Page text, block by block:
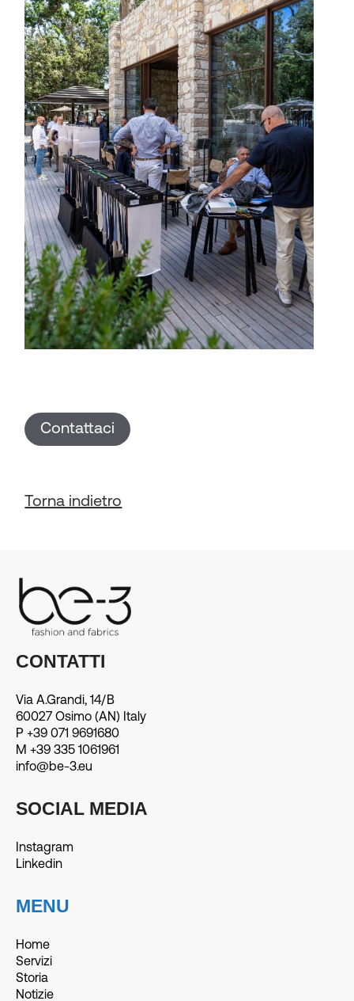
Contattaci
Torna indietro
CONTATTI
Via A.Grandi, 14/B
60027 Osimo (AN) Italy
P +39 071 9691680
M +39 335 1061961
info@be-3.eu
SOCIAL MEDIA
Instagram
Linkedin
MENU
Home
Servizi
Storia
Notizie